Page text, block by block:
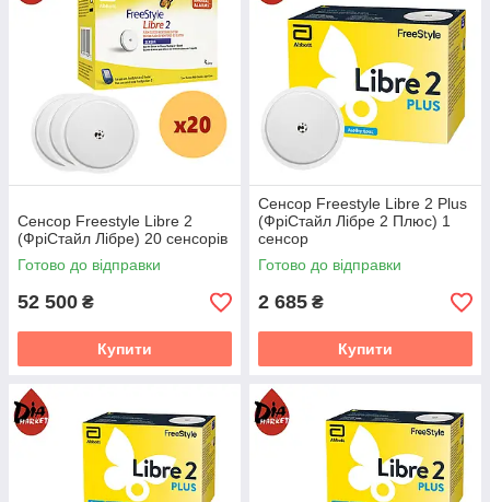
Сенсор Freestyle Libre 2
(ФріСтайл Лібре) 20 сенсорів
Готово до відправки
52 500 ₴
Купити
Сенсор Freestyle Libre 2 Plus
(ФріСтайл Лібре 2 Плюс) 1
сенсор
Готово до відправки
2 685 ₴
Купити